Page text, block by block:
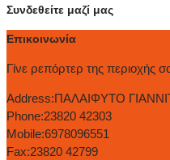
Συνδεθείτε μαζί μας
Επικοινωνία
Γίνε ρεπόρτερ της περιοχής
Address:ΠΑΛΑΙΦΥΤΟ
Phone:23820 42303
Mobile:6978096551
Fax:23820 42799